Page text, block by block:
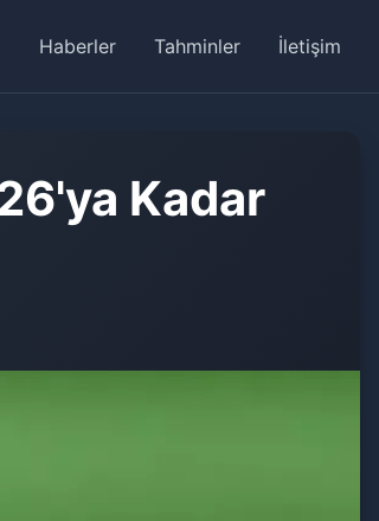
Haberler Tahminler İletişim
Kadar